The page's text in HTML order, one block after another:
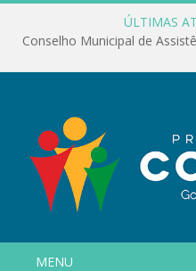
ÚLTIMAS
MENU